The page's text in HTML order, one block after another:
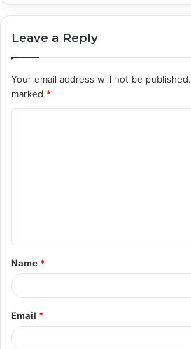
Leave a Reply
Your email address will not be published.
marked *
t
*
Name *
Email *